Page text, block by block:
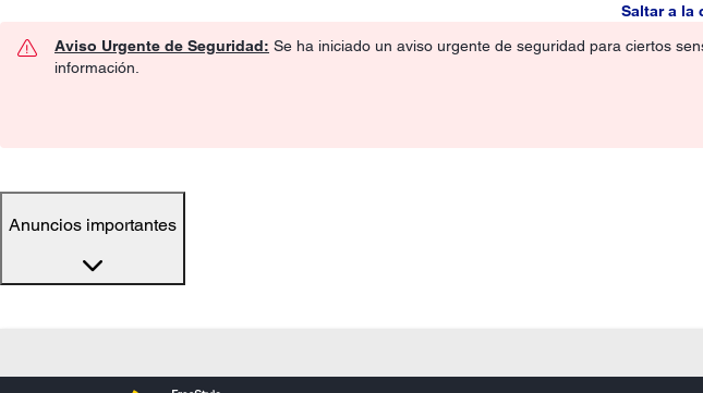
Saltar a la
Aviso Urgente de Seguridad: Se ha iniciado un aviso urgente de seguridad para ciertos
información.
Anuncios importantes